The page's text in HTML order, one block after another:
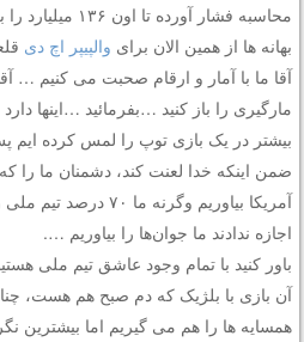
محاسبه فشار آورده
بهانه ها از همین الان برایوالپیپر اچ دی
آقا ما با آمار و ارقام صحبت می کنیم …
مارگیری را باز کنید …بفرمائید …اینها
بیشتر در یک بازی توپ را لمس کرده ایم
ضمن اینکه خدا لعنت کند، دشمنان ما را که
آمریکا بیاوریم وگرنه ما
اجازه ندادند ما جوان‌ها را بیاوریم ….
باور کنید با تمام وجود عاشق تیم ملی
آن بازی با بلژیک که دم صبح هم هست، چنان
همسایه ها را هم می گیریم اما بیشترین